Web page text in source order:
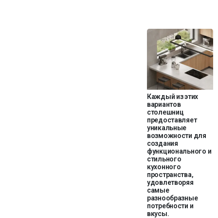
Каждый из этих
вариантов
столешниц
предоставляет
уникальные
возможности для
создания
функционального и
стильного
кухонного
пространства,
удовлетворяя
самые
разнообразные
потребности и
вкусы.